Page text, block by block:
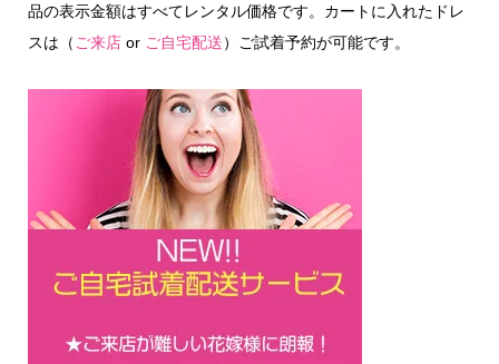
品の表示金額はすべてレンタル価格です。カートに入れたドレ
スは（ ご来店or ご自宅配送）ご試着予約が可能です。